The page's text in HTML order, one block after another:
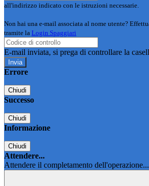
all'indirizzo indicato con le istruzioni necessarie.
Non hai una e-mail associata al nome utente?
tramite la Login Spaggiari
E-mail inviata, si prega di controllare la
Errore
Chiudi
Successo
Chiudi
Informazione
Chiudi
Attendere...
Attendere il completamento dell'operazione...